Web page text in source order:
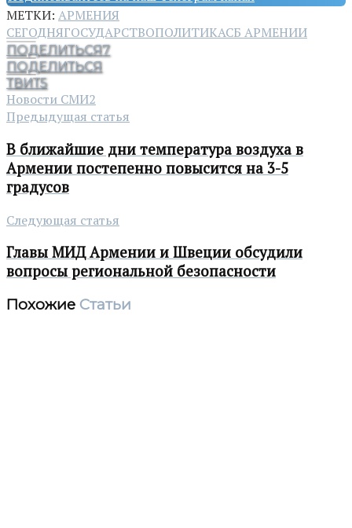
МЕТКИ: АРМЕНИЯ
СЕГОДНЯГОСУДАРСТВОПОЛИТИКАСБ АРМЕНИИ
ПОДЕЛИТЬСЯ7
ПОДЕЛИТЬСЯ
ТВИТ5
Новости СМИ2
Предыдущая статья
В ближайшие дни температура воздуха в
Армении постепенно повысится на 3-5
градусов
Следующая статья
Главы МИД Армении и Швеции обсудили
вопросы региональной безопасности
Похожие Статьи